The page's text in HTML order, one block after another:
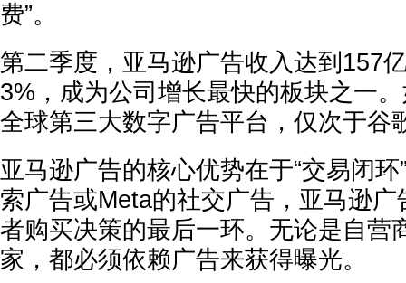
费”。
第二季度，亚马逊广告收入达到157
3%，成为公司增长最快的板块之一
全球第三大数字广告平台，仅次于谷
亚马逊广告的核心优势在于“交易闭
索广告或Meta的社交广告，亚马逊
者购买决策的最后一环。无论是自营
家，都必须依赖广告来获得曝光。